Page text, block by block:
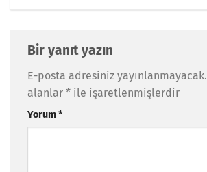
Bir yanıt yazın
E-posta adresiniz yayınlanmayacak.
alanlar * ile işaretlenmişlerdir
Yorum*